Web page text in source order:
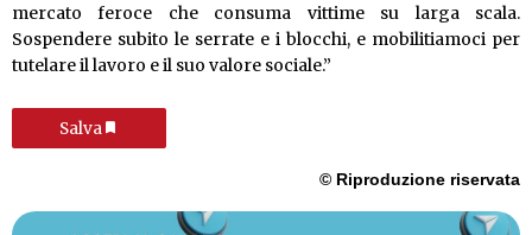
mercato feroce che consuma vittime su larga scala.
Sospendere subito le serrate e i blocchi, e mobilitiamoci per
tutelare il lavoro e il suo valore sociale.”
Salva
© Riproduzione riservata